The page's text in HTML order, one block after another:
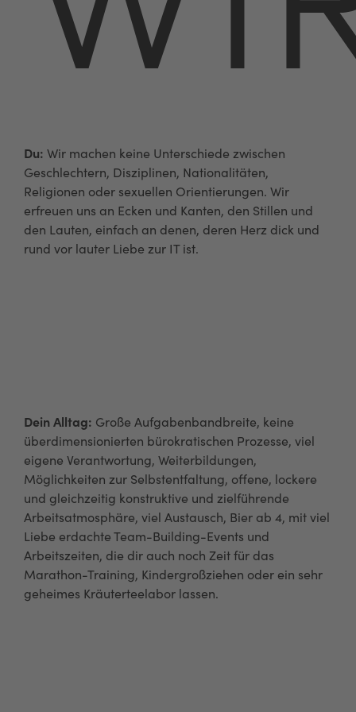
n
M
Du: Wir machen keine Unterschiede zwischen
Geschlechtern, Disziplinen, Nationalitäten,
Religionen oder sexuellen Orientierungen. Wir
erfreuen uns an Ecken und Kanten, den Stillen und
den Lauten, einfach an denen, deren Herz dick und
rund vor lauter Liebe zur IT ist.
Dein Alltag: Große Aufgabenbandbreite, keine
überdimensionierten bürokratischen Prozesse, viel
eigene Verantwortung, Weiterbildungen,
Möglichkeiten zur Selbstentfaltung, offene, lockere
und gleichzeitig konstruktive und zielführende
Arbeitsatmosphäre, viel Austausch, Bier ab 4, mit viel
Liebe erdachte Team-Building-Events und
Arbeitszeiten, die dir auch noch Zeit für das
Marathon-Training, Kindergroßziehen oder ein sehr
geheimes Kräuterteelabor lassen.